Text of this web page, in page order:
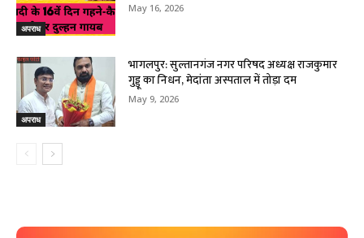
अपराध
May 16, 2026
अपराध
भागलपुर: सुल्तानगंज नगर परिषद अध्यक्ष राजकुमार
गुड्डू का निधन, मेदांता अस्पताल में तोड़ा दम
May 9, 2026